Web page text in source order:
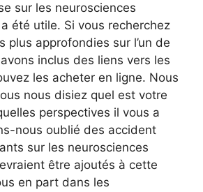
sur les neurosciences
été utile. Si vous recherchez
plus approfondies sur l’un de
inclus des liens vers les
les acheter en ligne. Nous
nous disiez quel est votre
perspectives il vous a
nous oublié des accident
sur les neurosciences
être ajoutés à cette
en part dans les